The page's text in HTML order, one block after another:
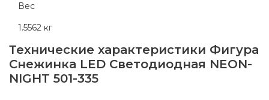
Вес
1.5562 кг
Технические характеристики Фигура
Снежинка LED Светодиодная NEON-
NIGHT 501-335